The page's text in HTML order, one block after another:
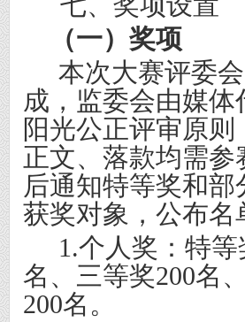
（一）奖项
本次大赛评委
成，监委会由媒
阳光公正评审原
正文、落款均需
后通知特等奖和
获奖对象，公布
1.个人奖：特等
名、三等奖200名
200名。